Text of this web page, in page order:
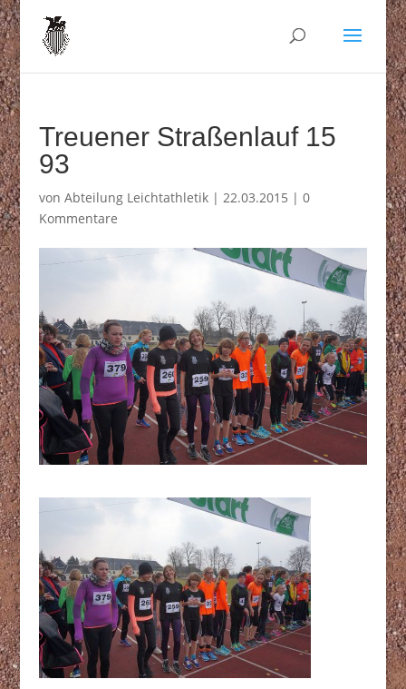
Treuener Straßenlauf 15
93
von Abteilung Leichtathletik| 22.03.2015 | 0
Kommentare